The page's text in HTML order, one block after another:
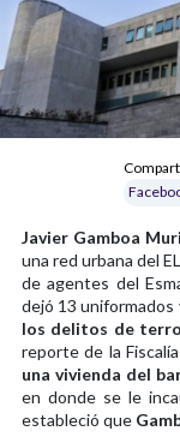
Javier Gamboa
una red urbana del
de agentes del
dejó 13 uniformados
los delitos de
reporte de la
una vivienda del
en donde se le
estableció que